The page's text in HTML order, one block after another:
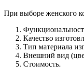
При выборе женского
Качество
Тип материала
Внешний вид
Стоимость.